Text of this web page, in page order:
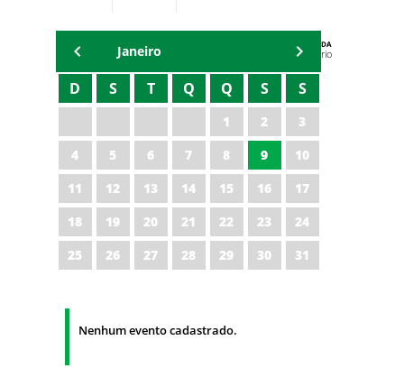
AGENDA
Secretário
Janeiro
D S T Q Q S S
1 2
3
4
5 6 7 8 9
10
11
12 13 14 15 16
17
18
19 20 21 22 23
24
25
26 27 28 29 30 31
Nenhum evento cadastrado.